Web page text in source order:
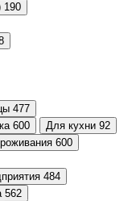
190
477
600 Для кухни 92
600
484
562